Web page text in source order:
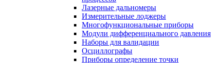
Лазерные дальномеры
Измерительные лоджеры
Многофункциональные приборы
Модули дифференциального давления
Наборы для валидации
Осциллографы
Приборы определение точки